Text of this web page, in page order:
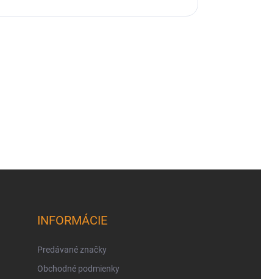
INFORMÁCIE
Predávané značky
Obchodné podmienky